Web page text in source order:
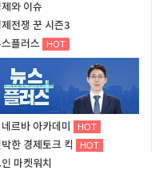
제와 이슈
제전쟁 꾼 시즌3
플러스
HOT
르바 아카데미 HOT
박한 경제토크 킥 HOT
마켓워치